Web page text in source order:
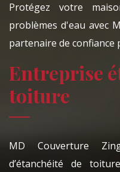
Protégez votre
problèmes d'eau avec
partenaire de
Entreprise
toiture
MD Couverture
d’étanchéité de